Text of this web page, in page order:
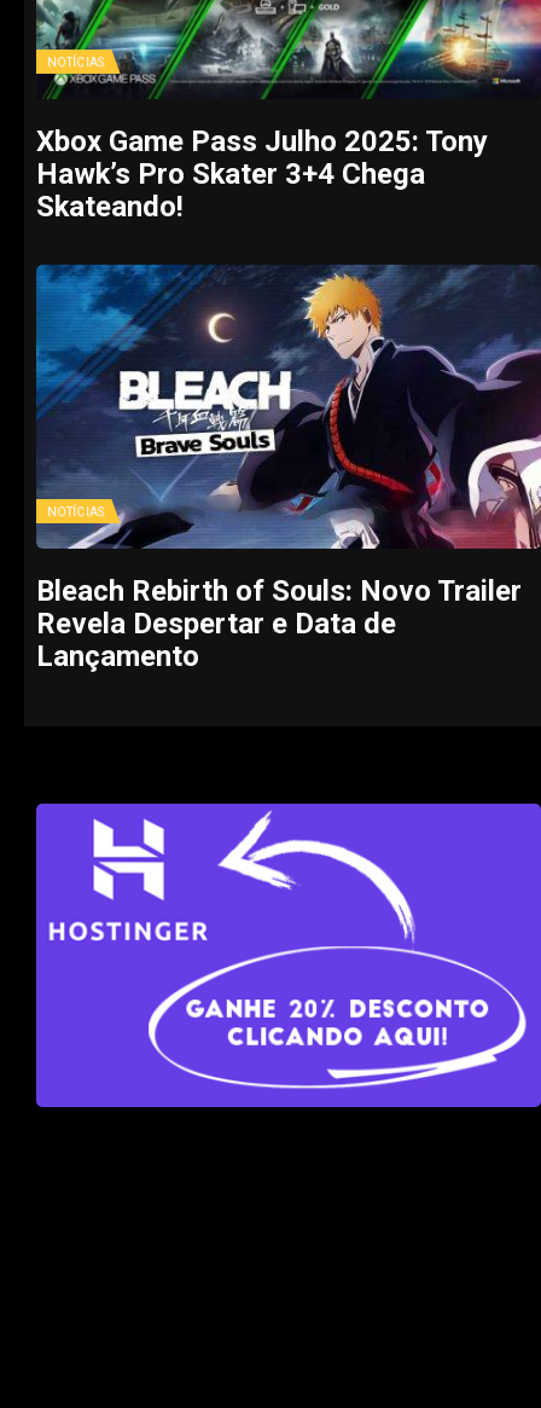
NOTÍCIAS
Xbox Game Pass Julho 2025: Tony
Hawk’s Pro Skater 3+4 Chega
Skateando!
NOTÍCIAS
Bleach Rebirth of Souls: Novo Trailer
Revela Despertar e Data de
Lançamento